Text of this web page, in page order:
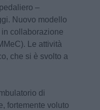
–
Nuovo modello
collaborazione
Le attività
che si è svolto a
di
fortemente voluto